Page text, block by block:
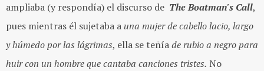
ampliaba (y respondía) el discurso de The Boatman's Call,
pues mientras él sujetaba a una mujer de cabello lacio, largo
y húmedo por las lágrimas, ella se teñíade rubio a negro para
huir con un hombre que cantaba canciones tristes. No